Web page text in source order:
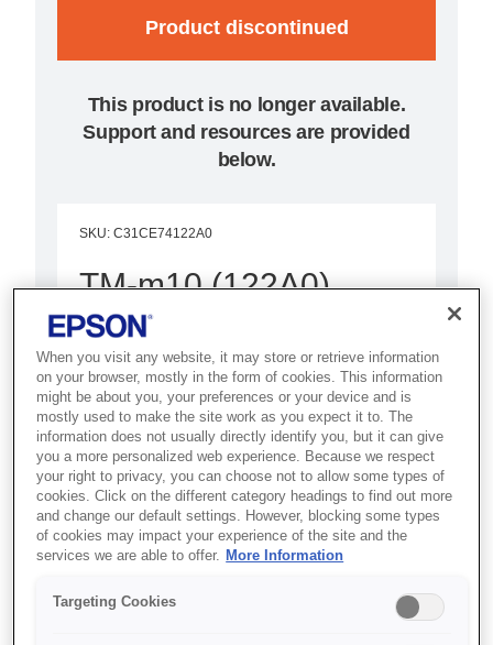
Product discontinued
This product is no longer available.
Support and resources are provided
below.
SKU: C31CE74122A0
TM-m10 (122A0)
Ethernet, Black, PS,
UK
Best for tablet-based and space-
conscious POS systems that
need an ultra-compact receipt
printer.
Designed for tablet POS
NFC connectivity
When you visit any website, it may store or retrieve information
on your browser, mostly in the form of cookies. This information
might be about you, your preferences or your device and is
mostly used to make the site work as you expect it to. The
information does not usually directly identify you, but it can give
you a more personalized web experience. Because we respect
your right to privacy, you can choose not to allow some types of
cookies. Click on the different category headings to find out more
and change our default settings. However, blocking some types
of cookies may impact your experience of the site and the
services we are able to offer.
More Information
Targeting Cookies